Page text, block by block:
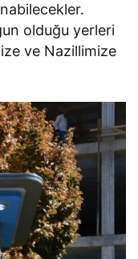
olduğu yerleri
ve Nazillimize